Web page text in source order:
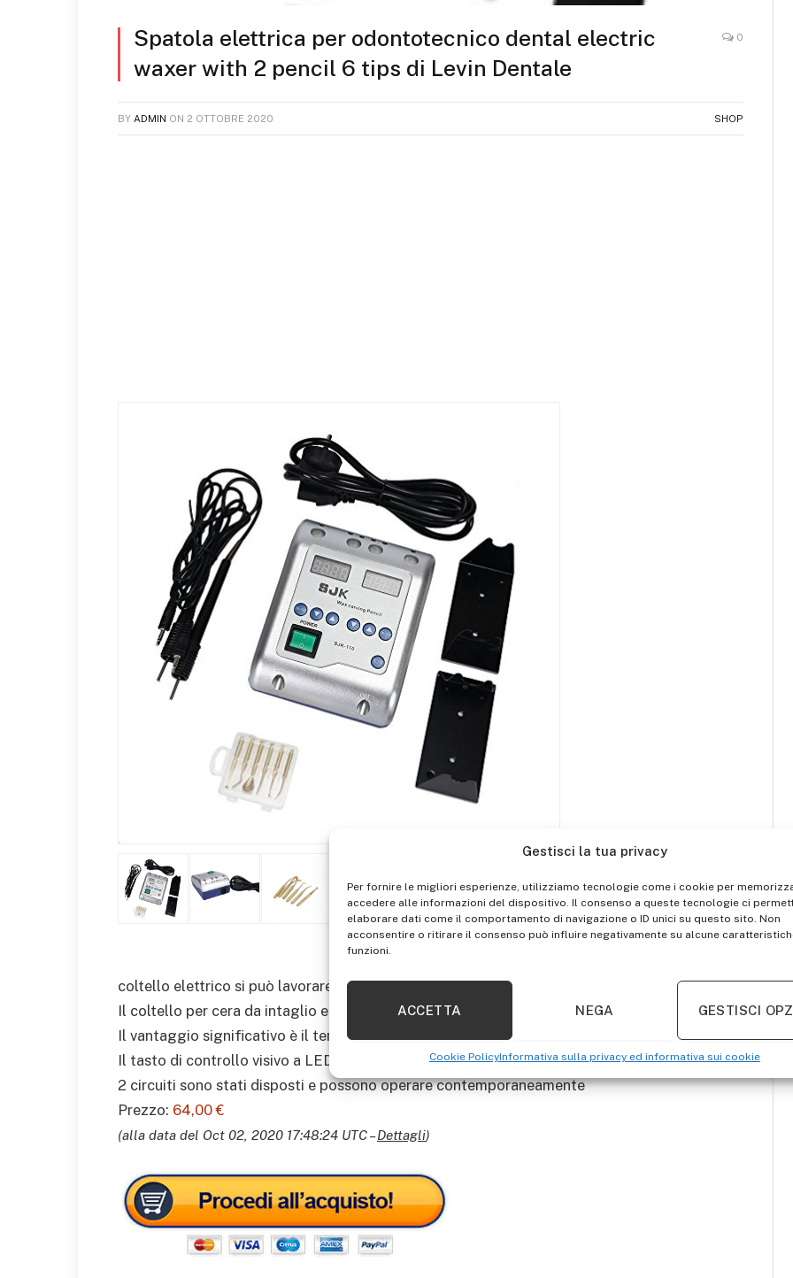
Gestisci la tua privacy
Per fornire le migliori esperienze, utilizziamo tecnologie come i cookie per
accedere alle informazioni del dispositivo. Il consenso a queste tecnologie ci
elaborare dati come il comportamento di navigazione o ID unici su questo sito. Non
acconsentire o ritirare il consenso può influire negativamente su alcune
funzioni.
ACCETTA NEGA GESTISCI
Cookie PolicyInformativa sulla privacy ed informativa sui cookie
Spatola elettrica per odontotecnico dental electric
waxer with 2 pencil 6 tips di Levin Dentale
0
BY ADMIN ON 2 OTTOBRE 2020 SHOP
coltello elettrico si può lavorare a temperature da 50 ℃ a 200 ℃ con pulsante
Il coltello per cera da intaglio elettrico è più efficiente degli altri coltelli in metallo
Il vantaggio significativo è il tempo di utilizzo prolungato
Il tasto di controllo visivo a LED rende il funzionamento più conveniente
2 circuiti sono stati disposti e possono operare contemporaneamente
Prezzo: 64,00 €
(alla data del Oct 02, 2020 17:48:24 UTC –Dettagli)